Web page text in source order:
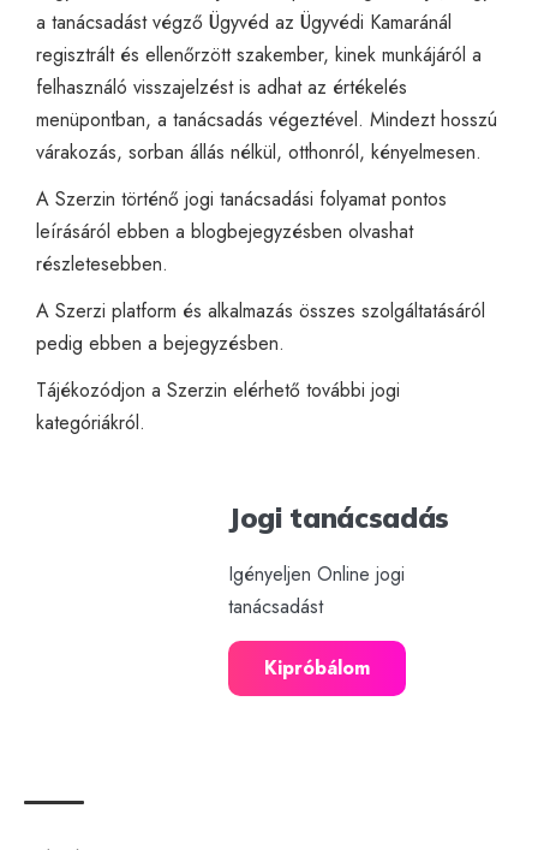
a tanácsadást végző Ügyvéd az Ügyvédi Kamaránál
regisztrált és ellenőrzött szakember, kinek munkájáról a
felhasználó visszajelzést is adhat az értékelés
menüpontban, a tanácsadás végeztével. Mindezt hosszú
várakozás, sorban állás nélkül, otthonról, kényelmesen.
A Szerzin történő jogi tanácsadási folyamat pontos
leírásáról ebben a blogbejegyzésben olvashat
részletesebben.
A Szerzi platform és alkalmazás összes szolgáltatásáról
pedig ebben a bejegyzésben.
Tájékozódjon a Szerzin elérhető további jogi
kategóriákról.
Jogi tanácsadás
Igényeljen Online jogi
tanácsadást
Kipróbálom